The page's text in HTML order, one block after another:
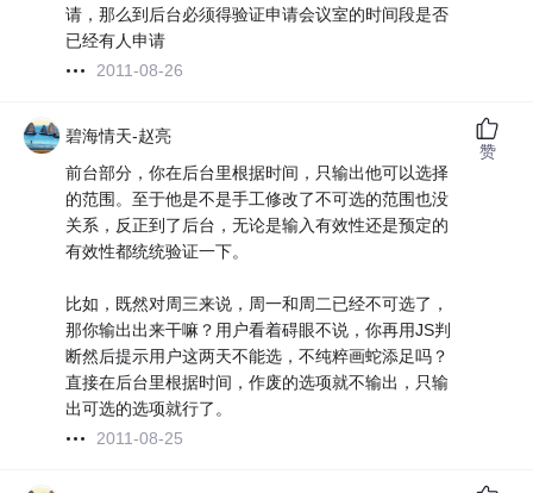
请，那么到后台必须得验证申请会议室的时间段是否
已经有人申请
2011-08-26
碧海情天-赵亮
前台部分，你在后台里根据时间，只输出他可以选择
的范围。至于他是不是手工修改了不可选的范围也没
关系，反正到了后台，无论是输入有效性还是预定的
有效性都统统验证一下。
比如，既然对周三来说，周一和周二已经不可选了，
那你输出出来干嘛？用户看着碍眼不说，你再用JS判
断然后提示用户这两天不能选，不纯粹画蛇添足吗？
直接在后台里根据时间，作废的选项就不输出，只输
出可选的选项就行了。
2011-08-25
赞